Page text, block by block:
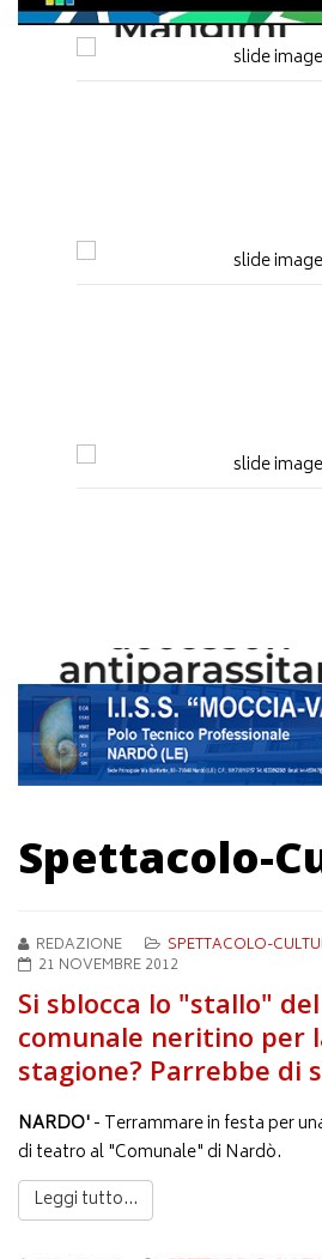
Spettacolo-
REDAZIONE
SPETTACOLO-
21 NOVEMBRE 2012
Si sblocca lo "stallo"
comunale neritino per
stagione? Parrebbe di
NARDO'- Terrammare in festa per
di teatro al "Comunale" di Nardò.
Leggi tutto...